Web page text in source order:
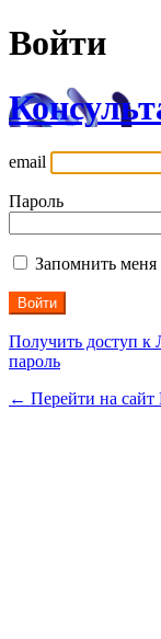
Войти
email
Пароль
Запомнить меня
Получить доступ к
пароль
← Перейти на сайт